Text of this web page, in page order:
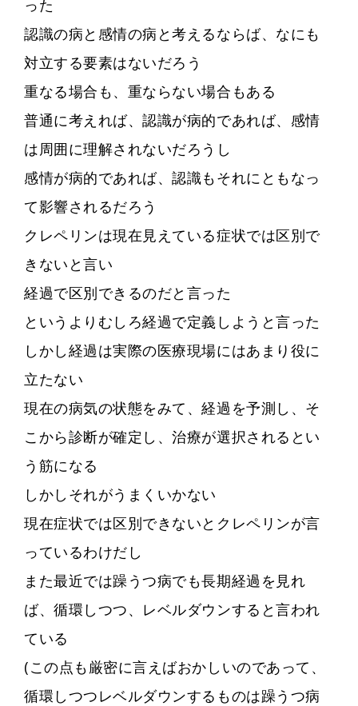
った
認識の病と感情の病と考えるならば、なにも
対立する要素はないだろう
重なる場合も、重ならない場合もある
普通に考えれば、認識が病的であれば、感情
は周囲に理解されないだろうし
感情が病的であれば、認識もそれにともなっ
て影響されるだろう
クレペリンは現在見えている症状では区別で
きないと言い
経過で区別できるのだと言った
というよりむしろ経過で定義しようと言った
しかし経過は実際の医療現場にはあまり役に
立たない
現在の病気の状態をみて、経過を予測し、そ
こから診断が確定し、治療が選択されるとい
う筋になる
しかしそれがうまくいかない
現在症状では区別できないとクレペリンが言
っているわけだし
また最近では躁うつ病でも長期経過を見れ
ば、循環しつつ、レベルダウンすると言われ
ている
(この点も厳密に言えばおかしいのであって、
循環しつつレベルダウンするものは躁うつ病